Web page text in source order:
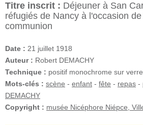
Titre inscrit : Déjeuner à San
réfugiés de Nancy à l'occasion
communion
Date : 21 juillet 1918
Auteur : Robert DEMACHY
Technique : positif monochrome sur
Mots-clés : scène - enfant - fête - repas -
DEMACHY
Copyright : musée Nicéphore Niépce,